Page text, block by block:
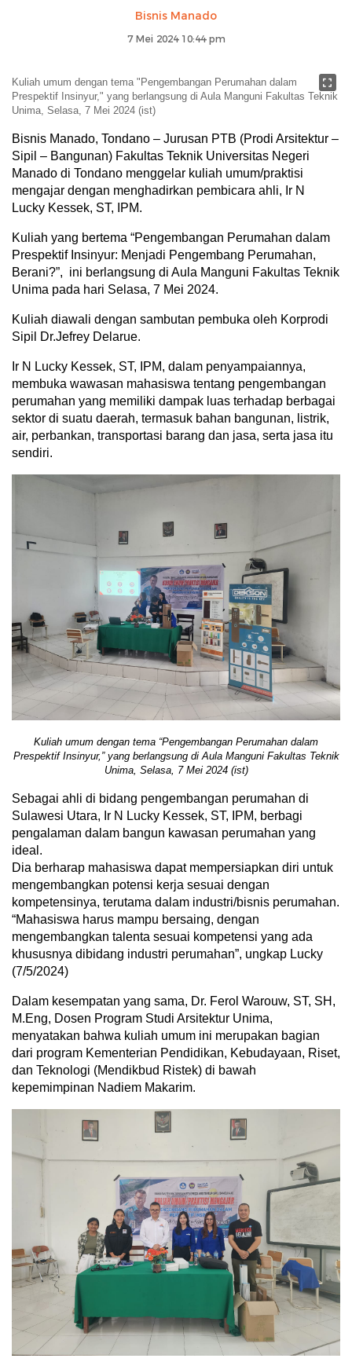
Bisnis Manado
7 Mei 2024 10:44 pm
Kuliah umum dengan tema "Pengembangan Perumahan dalam
Prespektif Insinyur," yang berlangsung di Aula Manguni Fakultas Teknik
Unima, Selasa, 7 Mei 2024 (ist)
Bisnis Manado, Tondano – Jurusan PTB (Prodi Arsitektur –
Sipil – Bangunan) Fakultas Teknik Universitas Negeri
Manado di Tondano menggelar kuliah umum/praktisi
mengajar dengan menghadirkan pembicara ahli, Ir N
Lucky Kessek, ST, IPM.
Kuliah yang bertema “Pengembangan Perumahan dalam
Prespektif Insinyur: Menjadi Pengembang Perumahan,
Berani?”, ini berlangsung di Aula Manguni Fakultas Teknik
Unima pada hari Selasa, 7 Mei 2024.
Kuliah diawali dengan sambutan pembuka oleh Korprodi
Sipil Dr.Jefrey Delarue.
Ir N Lucky Kessek, ST, IPM, dalam penyampaiannya,
membuka wawasan mahasiswa tentang pengembangan
perumahan yang memiliki dampak luas terhadap berbagai
sektor di suatu daerah, termasuk bahan bangunan, listrik,
air, perbankan, transportasi barang dan jasa, serta jasa itu
sendiri.
Kuliah umum dengan tema “Pengembangan Perumahan dalam
Prespektif Insinyur,” yang berlangsung di Aula Manguni Fakultas Teknik
Unima, Selasa, 7 Mei 2024 (ist)
Sebagai ahli di bidang pengembangan perumahan di
Sulawesi Utara, Ir N Lucky Kessek, ST, IPM, berbagi
pengalaman dalam bangun kawasan perumahan yang
ideal.
Dia berharap mahasiswa dapat mempersiapkan diri untuk
mengembangkan potensi kerja sesuai dengan
kompetensinya, terutama dalam industri/bisnis perumahan.
“Mahasiswa harus mampu bersaing, dengan
mengembangkan talenta sesuai kompetensi yang ada
khususnya dibidang industri perumahan”, ungkap Lucky
(7/5/2024)
Dalam kesempatan yang sama, Dr. Ferol Warouw, ST, SH,
M.Eng, Dosen Program Studi Arsitektur Unima,
menyatakan bahwa kuliah umum ini merupakan bagian
dari program Kementerian Pendidikan, Kebudayaan, Riset,
dan Teknologi (Mendikbud Ristek) di bawah
kepemimpinan Nadiem Makarim.